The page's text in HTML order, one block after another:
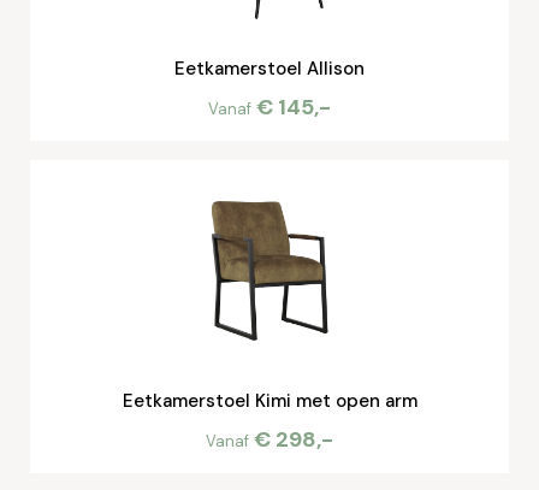
Eetkamerstoel Allison
Vanaf € 145,-
Eetkamerstoel Kimi met open arm
Vanaf € 298,-